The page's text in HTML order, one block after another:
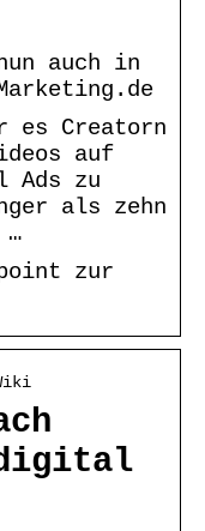
auch in
es Creatorn
auf
Ads zu
als zehn
…
zur